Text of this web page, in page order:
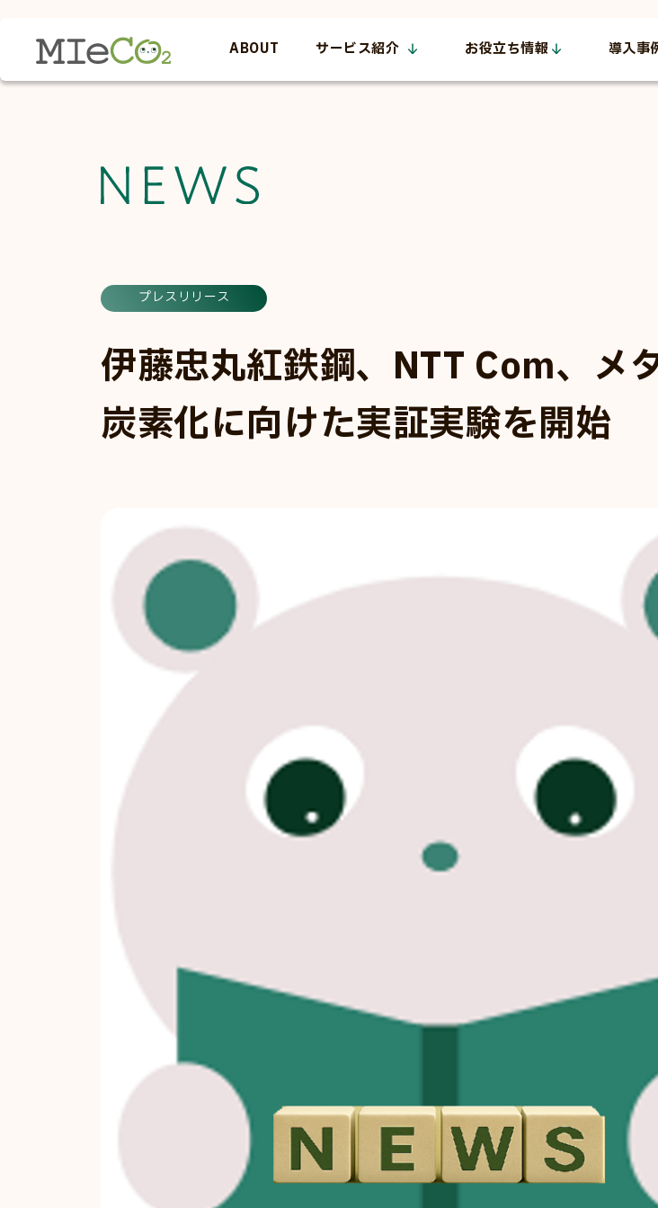
ABOUT サービス紹介 お役立ち情報 導入事
見えるMIeCO2 教えてMIeCO2 減らせるMIeCO2 活か
お役立ち資料セミナー情報活用企業の声
プレスリリース
伊藤忠丸紅鉄鋼、NTT Com、メ
炭素化に向けた実証実験を開始